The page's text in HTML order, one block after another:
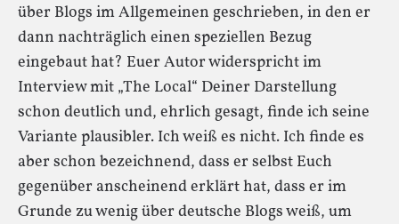
über Blogs im Allgemeinen geschrieben, in den er
dann nachträglich einen speziellen Bezug
eingebaut hat? Euer Autor widerspricht im
Interview mit „The Local“ Deiner Darstellung
schon deutlich und, ehrlich gesagt, finde ich seine
Variante plausibler. Ich weiß es nicht. Ich finde es
aber schon bezeichnend, dass er selbst Euch
gegenüber anscheinend erklärt hat, dass er im
Grunde zu wenig über deutsche Blogs weiß, um